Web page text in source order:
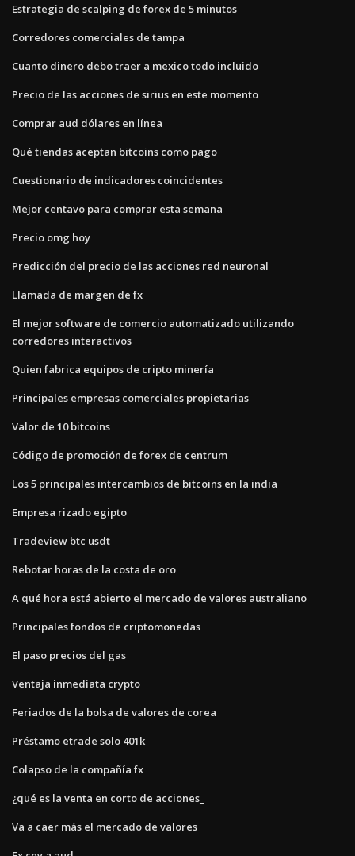
Estrategia de scalping de forex de 5 minutos
Corredores comerciales de tampa
Cuanto dinero debo traer a mexico todo incluido
Precio de las acciones de sirius en este momento
Comprar aud dólares en línea
Qué tiendas aceptan bitcoins como pago
Cuestionario de indicadores coincidentes
Mejor centavo para comprar esta semana
Precio omg hoy
Predicción del precio de las acciones red neuronal
Llamada de margen de fx
El mejor software de comercio automatizado utilizando
corredores interactivos
Quien fabrica equipos de cripto minería
Principales empresas comerciales propietarias
Valor de 10 bitcoins
Código de promoción de forex de centrum
Los 5 principales intercambios de bitcoins en la india
Empresa rizado egipto
Tradeview btc usdt
Rebotar horas de la costa de oro
A qué hora está abierto el mercado de valores australiano
Principales fondos de criptomonedas
El paso precios del gas
Ventaja inmediata crypto
Feriados de la bolsa de valores de corea
Préstamo etrade solo 401k
Colapso de la compañía fx
¿qué es la venta en corto de acciones_
Va a caer más el mercado de valores